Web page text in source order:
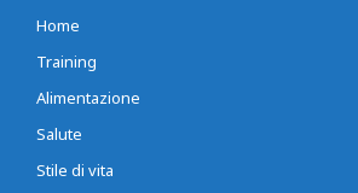
Home
Training
Alimentazione
Salute
Stile di vita